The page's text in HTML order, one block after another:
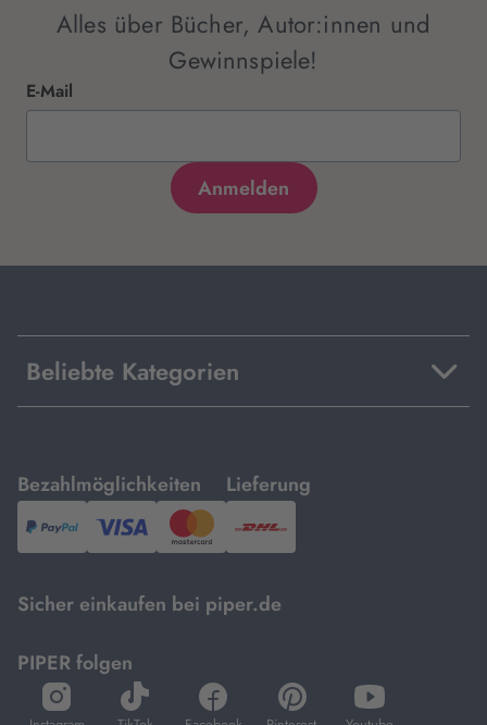
Alles über Bücher, Autor:innen und
Gewinnspiele!
E-Mail
Beliebte Kategorien
Bezahlmöglichkeiten
mit
PayPal,Visa
und
Lieferung
mit
DHL.
Sicher einkaufen bei piper.de
PIPER folgen
öffnet
in
öffnet
in
öffnet
in
öffnet
in
öffnet
in